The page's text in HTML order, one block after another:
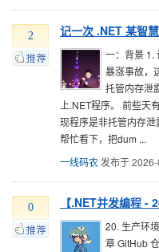
2 记一次 .NET 某智
一：背景 1.
暴涨事故，
托管内存泄
上.NET程序。 前些天
现程序是非托管内存
帮忙看下，把dum ...
一线码农 发布于
0 【.NET并发编程 -
20. 生产环
章 GitHub